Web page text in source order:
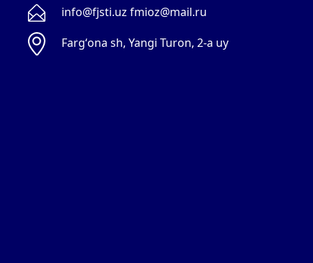
info@fjsti.uz fmioz@mail.ru
Fargʻona sh, Yangi Turon, 2-a uy